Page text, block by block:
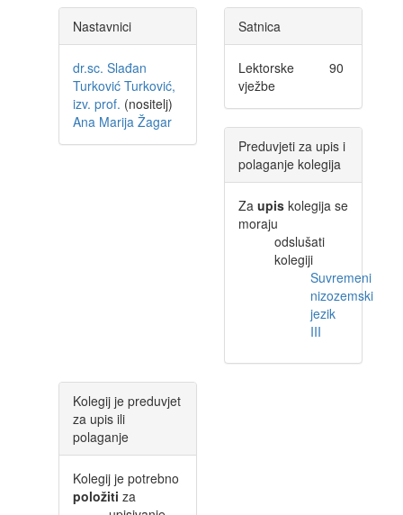
Nastavnici
dr.sc. Slađan
Turković Turković,
izv. prof. (nositelj)
Ana Marija Žagar
Satnica
Lektorske
vježbe
90
Preduvjeti za upis i
polaganje kolegija
Za upis kolegija se
moraju
odslušati
kolegiji
Suvremeni
nizozemski
jezik
III
Kolegij je preduvjet
za upis ili
polaganje
Kolegij je potrebno
položiti za